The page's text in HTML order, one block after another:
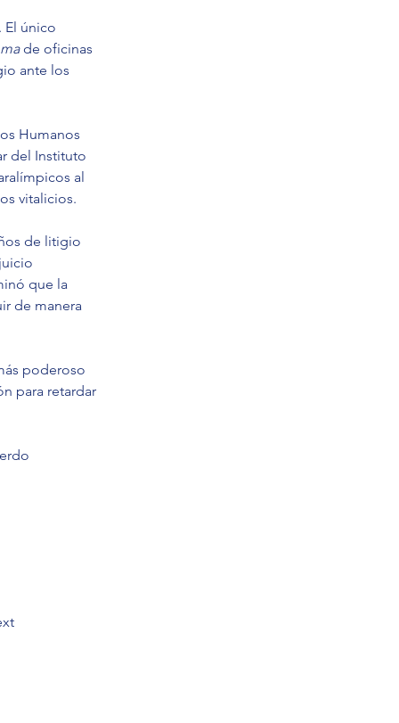
El único
de oficinas
ante los
Humanos
del Instituto
al
vitalicios.
de litigio
que la
de manera
poderoso
para retardar